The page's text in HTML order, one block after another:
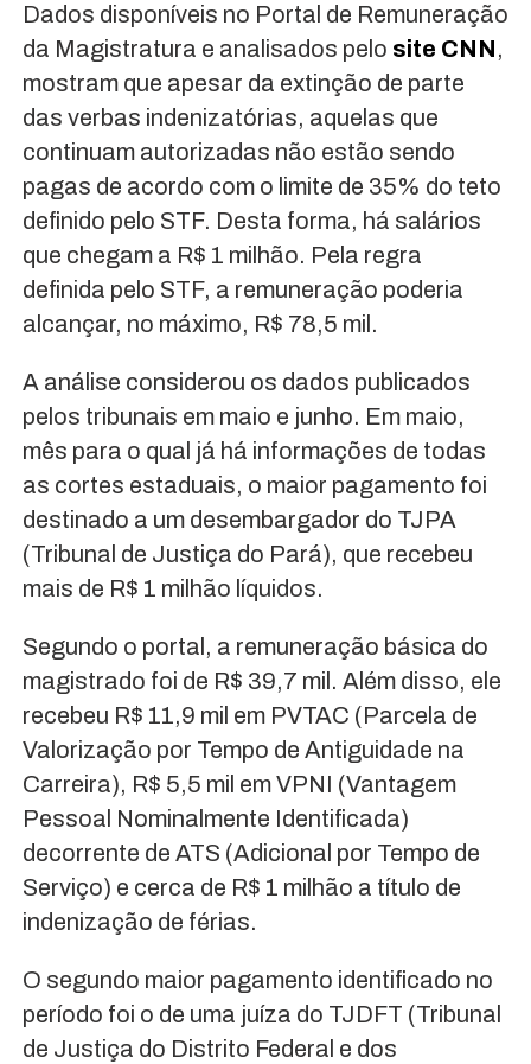
Dados disponíveis no Portal de Remuneração
da Magistratura e analisados pelo site CNN,
mostram que apesar da extinção de parte
das verbas indenizatórias, aquelas que
continuam autorizadas não estão sendo
pagas de acordo com o limite de 35% do teto
definido pelo STF. Desta forma, há salários
que chegam a R$ 1 milhão. Pela regra
definida pelo STF, a remuneração poderia
alcançar, no máximo, R$ 78,5 mil.
A análise considerou os dados publicados
pelos tribunais em maio e junho. Em maio,
mês para o qual já há informações de todas
as cortes estaduais, o maior pagamento foi
destinado a um desembargador do TJPA
(Tribunal de Justiça do Pará), que recebeu
mais de R$ 1 milhão líquidos.
Segundo o portal, a remuneração básica do
magistrado foi de R$ 39,7 mil. Além disso, ele
recebeu R$ 11,9 mil em PVTAC (Parcela de
Valorização por Tempo de Antiguidade na
Carreira), R$ 5,5 mil em VPNI (Vantagem
Pessoal Nominalmente Identificada)
decorrente de ATS (Adicional por Tempo de
Serviço) e cerca de R$ 1 milhão a título de
indenização de férias.
O segundo maior pagamento identificado no
período foi o de uma juíza do TJDFT (Tribunal
de Justiça do Distrito Federal e dos